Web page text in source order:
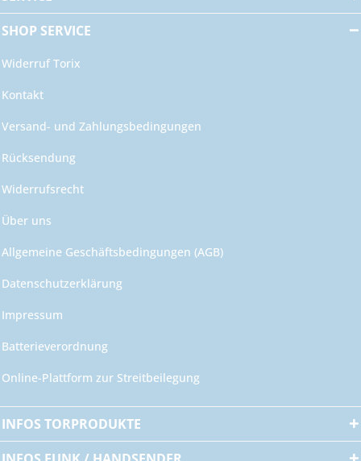
SHOP SERVICE
Widerruf Torix
Kontakt
Versand- und Zahlungsbedingungen
Rücksendung
Widerrufsrecht
Über uns
Allgemeine Geschäftsbedingungen (AGB)
Datenschutzerklärung
Impressum
Batterieverordnung
Online-Plattform zur Streitbeilegung
INFOS TORPRODUKTE